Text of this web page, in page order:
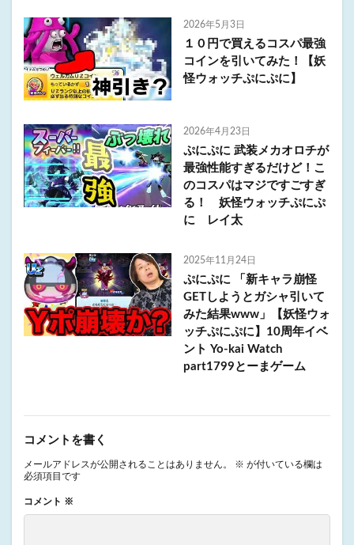
2026年5月3日
１０円で買えるコスパ最強
コインを引いてみた！【妖
怪ウォッチぷにぷに】
2026年4月23日
ぷにぷに 武装メカオロチが
最強性能すぎるだけど！こ
のコスパはマジですごすぎ
る！ 妖怪ウォッチぷにぷ
に レイ太
2025年11月24日
ぷにぷに 「新キャラ崩怪
GETしようとガシャ引いて
みた結果www」【妖怪ウォ
ッチぷにぷに】10周年イベ
ント Yo-kai Watch
part1799とーまゲーム
コメントを書く
メールアドレスが公開されることはありません。 ※ が付いている欄は
必須項目です
コメント ※